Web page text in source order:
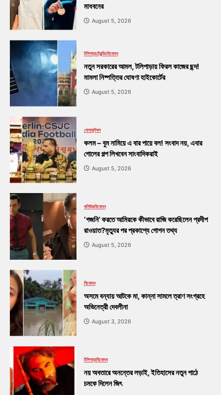
মাধবনের
August 5, 2026
টলিপাড়াট্রেন্ডিংবিনোদন
নতুন সরকারের আমল, টলিপাড়ায় ফিরল কাজের ছন্দ!
মামলা নিষ্পত্তির ঘোষণা হাইকোর্টের
August 5, 2026
খেলাফুটবল
কলম – বুম নামিয়ে এ বার পায়ে বল! সংবাদ নয়, এবার
গোলের গল্প লিখবেন সাংবাদিকরাই
August 5, 2026
বলিউডবিনোদন
‘গজনি’ করতে আমিরকে কীভাবে রাজি করেছিলেন প্রদীপ
রাওয়াত?মৃত্যুর পর প্রকাশ্যে গোপন তথ্য
August 5, 2026
বিনোদন
অসমে বন্যায় আটকে মা, কান্না সামলে ত্রাণ সংগ্রহে
অভিনেত্রী দেবলীনা
August 3, 2026
টলিপাড়াবিনোদন
নয় অবতারে অনন্তের লড়াই, ইতিহাসের নতুন পাঠে
চমকে দিলেন জিৎ